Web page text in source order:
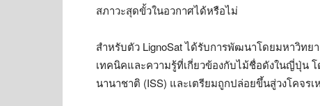
สภาวะสุดขั้วในอวกาศได้หรือไม่
สำหรับตัว LignoSat ได้รับการพัฒนาโดยมหาวิทย
เทคนิคและความรู้ที่เกี่ยวข้องกับไม้ชื่อดังในญี่ปุ่น
นานาชาติ (ISS) และเตรียมถูกปล่อยขึ้นสู่วงโคจรเ